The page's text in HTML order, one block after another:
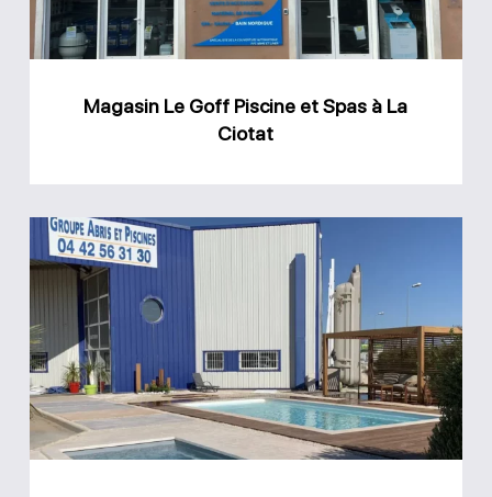
Spas
à
Ciotat
Magasin Le Goff Piscine et Spas à La
Ciotat
Magasin
Groupe
Piscines
Istres